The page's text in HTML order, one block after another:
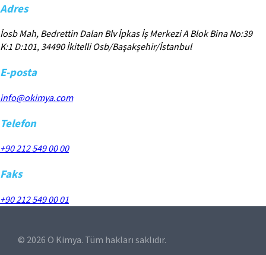
Adres
İosb Mah, Bedrettin Dalan Blv İpkas İş Merkezi A Blok Bina No:39
K:1 D:101, 34490 İkitelli Osb/Başakşehir/İstanbul
E-posta
info@okimya.com
Telefon
+90 212 549 00 00
Faks
+90 212 549 00 01
© 2026 O Kimya. Tüm hakları saklıdır.